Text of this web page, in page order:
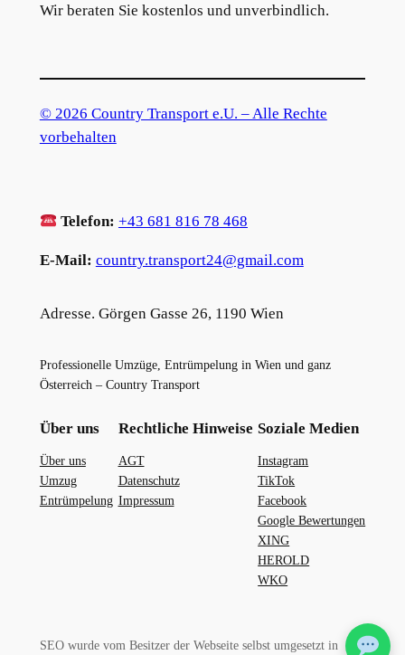
Wir beraten Sie kostenlos und unverbindlich.
© 2026 Country Transport e.U. – Alle Rechte
vorbehalten
Telefon: +43 681 816 78 468
E-Mail: country.transport24@gmail.com
Adresse. Görgen Gasse 26, 1190 Wien
Professionelle Umzüge, Entrümpelung in Wien und ganz
Österreich – Country Transport
Über uns
Über uns
Umzug
Entrümpelung
Rechtliche Hinweise
AGT
Datenschutz
Impressum
Soziale Medien
Instagram
TikTok
Facebook
Google Bewertungen
XING
HEROLD
WKO
SEO wurde vom Besitzer der Webseite selbst umgesetzt in